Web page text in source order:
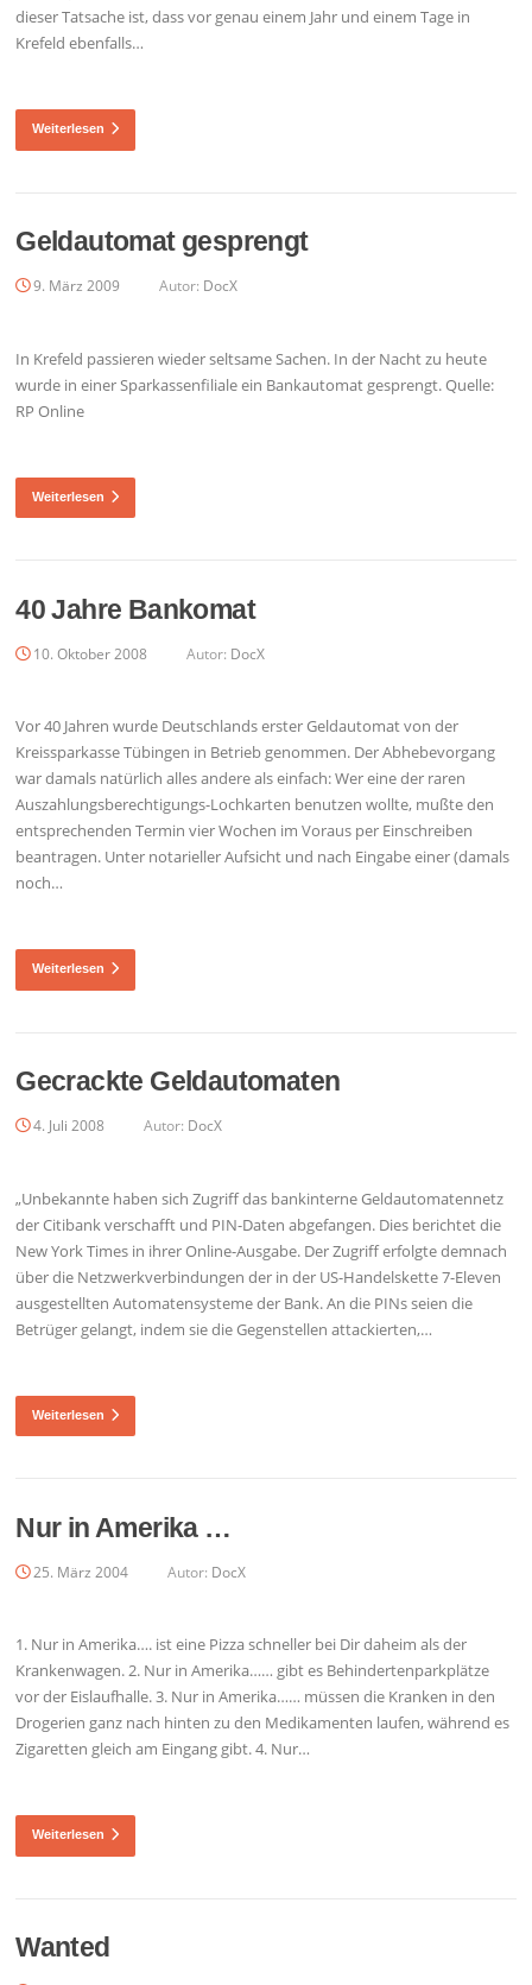
dieser Tatsache ist, dass vor genau einem Jahr und einem Tage in
Krefeld ebenfalls…
Weiterlesen
Geldautomat gesprengt
9. März 2009 Autor: DocX
In Krefeld passieren wieder seltsame Sachen. In der Nacht zu heute
wurde in einer Sparkassenfiliale ein Bankautomat gesprengt. Quelle:
RP Online
Weiterlesen
40 Jahre Bankomat
10. Oktober 2008 Autor: DocX
Vor 40 Jahren wurde Deutschlands erster Geldautomat von der
Kreissparkasse Tübingen in Betrieb genommen. Der Abhebevorgang
war damals natürlich alles andere als einfach: Wer eine der raren
Auszahlungsberechtigungs-Lochkarten benutzen wollte, mußte den
entsprechenden Termin vier Wochen im Voraus per Einschreiben
beantragen. Unter notarieller Aufsicht und nach Eingabe einer (damals
noch…
Weiterlesen
Gecrackte Geldautomaten
4. Juli 2008 Autor: DocX
„Unbekannte haben sich Zugriff das bankinterne Geldautomatennetz
der Citibank verschafft und PIN-Daten abgefangen. Dies berichtet die
New York Times in ihrer Online-Ausgabe. Der Zugriff erfolgte demnach
über die Netzwerkverbindungen der in der US-Handelskette 7-Eleven
ausgestellten Automatensysteme der Bank. An die PINs seien die
Betrüger gelangt, indem sie die Gegenstellen attackierten,…
Weiterlesen
Nur in Amerika …
25. März 2004 Autor: DocX
1. Nur in Amerika…. ist eine Pizza schneller bei Dir daheim als der
Krankenwagen. 2. Nur in Amerika…… gibt es Behindertenparkplätze
vor der Eislaufhalle. 3. Nur in Amerika…… müssen die Kranken in den
Drogerien ganz nach hinten zu den Medikamenten laufen, während es
Zigaretten gleich am Eingang gibt. 4. Nur…
Weiterlesen
Wanted